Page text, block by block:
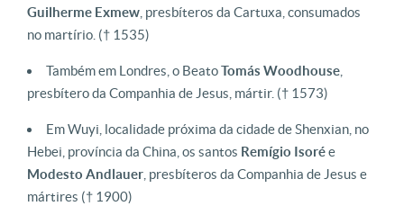
Guilherme Exmew , presbíteros da Cartuxa, consumados
no martírio. († 1535)
Também em Londres, o BeatoTomás Woodhouse
presbítero da Companhia de Jesus, mártir. († 1573)
Em Wuyi, localidade próxima da cidade de Shenxian, no
Hebei, província da China, os santos Remígio Isorée
Modesto Andlauer , presbíteros da Companhia de Jesus e
mártires († 1900)